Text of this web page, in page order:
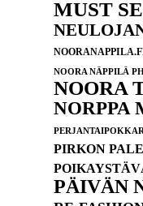
MUST
NOORA NÄPPILÄ
NOORA
NORPPA
PIRKON
PÄIVÄN